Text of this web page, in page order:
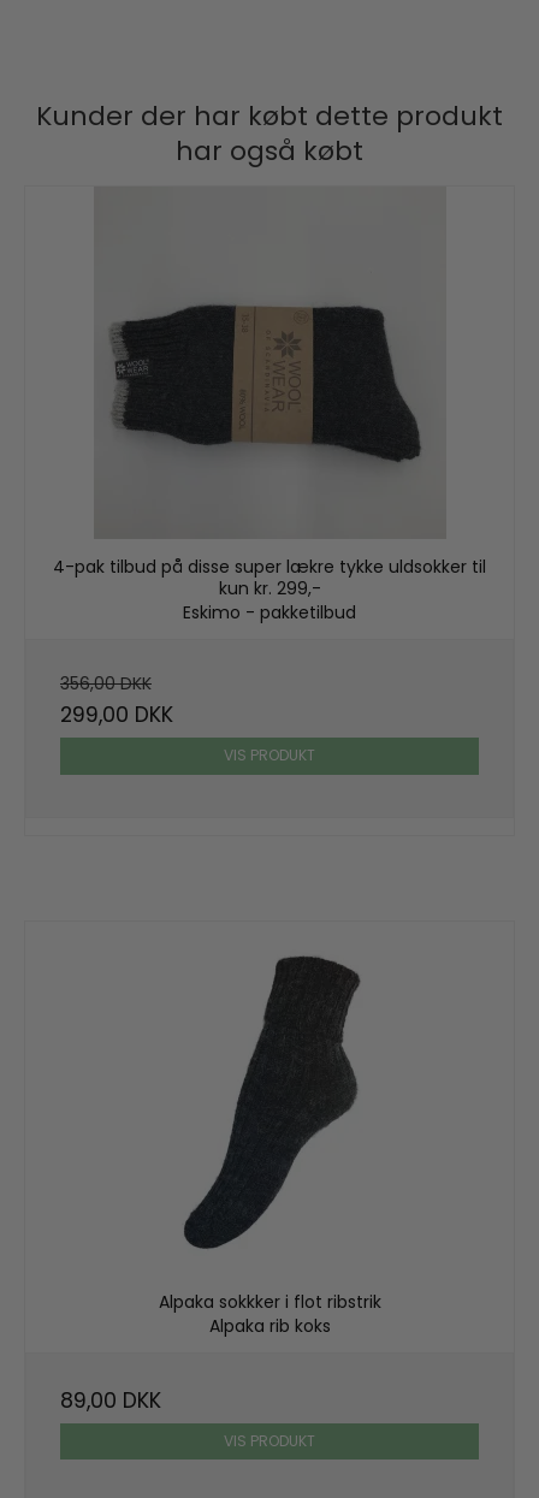
Kunder der har købt dette produkt
har også købt
4-pak tilbud på disse super lækre tykke uldsokker til
kun kr. 299,-
Eskimo - pakketilbud
356,00 DKK
299,00 DKK
VIS PRODUKT
Alpaka sokkker i flot ribstrik
Alpaka rib koks
89,00 DKK
VIS PRODUKT